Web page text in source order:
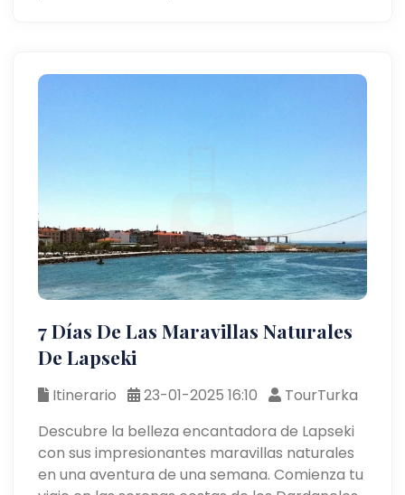
7 Días De Las Maravillas Naturales
De Lapseki
Itinerario 23-01-2025 16:10
TourTurka
Descubre la belleza encantadora de Lapseki
con sus impresionantes maravillas naturales
en una aventura de una semana. Comienza tu